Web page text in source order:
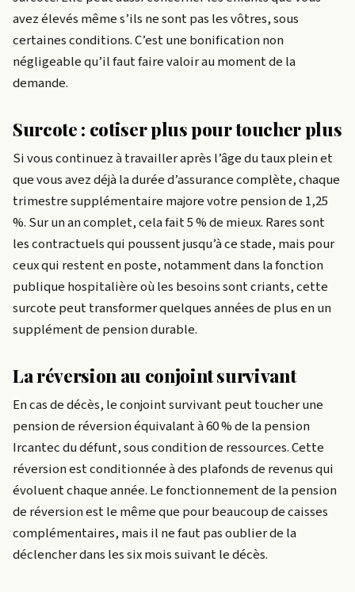
avez élevés même s’ils ne sont pas les vôtres, sous
certaines conditions. C’est une bonification non
négligeable qu’il faut faire valoir au moment de la
demande.
Surcote : cotiser plus pour toucher plus
Si vous continuez à travailler après l’âge du taux plein et
que vous avez déjà la durée d’assurance complète, chaque
trimestre supplémentaire majore votre pension de 1,25
%. Sur un an complet, cela fait 5 % de mieux. Rares sont
les contractuels qui poussent jusqu’à ce stade, mais pour
ceux qui restent en poste, notamment dans la fonction
publique hospitalière où les besoins sont criants, cette
surcote peut transformer quelques années de plus en un
supplément de pension durable.
La réversion au conjoint survivant
En cas de décès, le conjoint survivant peut toucher une
pension de réversion équivalant à 60 % de la pension
Ircantec du défunt, sous condition de ressources. Cette
réversion est conditionnée à des plafonds de revenus qui
évoluent chaque année. Le fonctionnement de la pension
de réversion est le même que pour beaucoup de caisses
complémentaires, mais il ne faut pas oublier de la
déclencher dans les six mois suivant le décès.